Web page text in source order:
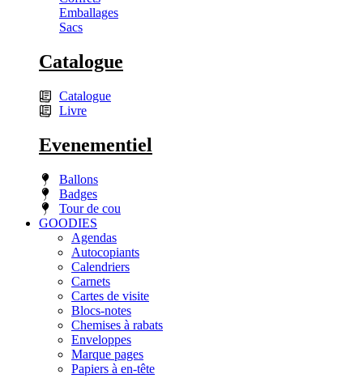
Emballages
Sacs
Catalogue
Catalogue
Livre
Evenementiel
Ballons
Badges
Tour de cou
GOODIES
Agendas
Autocopiants
Calendriers
Carnets
Cartes de visite
Blocs-notes
Chemises à rabats
Enveloppes
Marque pages
Papiers à en-tête